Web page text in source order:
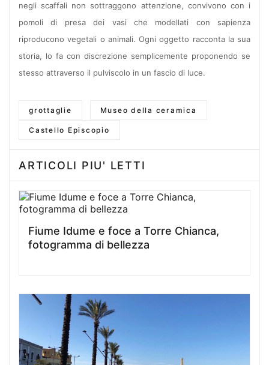
negli scaffali non sottraggono attenzione, convivono con i
pomoli di presa dei vasi che modellati con sapienza
riproducono vegetali o animali. Ogni oggetto racconta la sua
storia, lo fa con discrezione semplicemente proponendo se
stesso attraverso il pulviscolo in un fascio di luce.
grottaglie Museo della ceramica
Castello Episcopio
ARTICOLI PIU' LETTI
Fiume Idume e foce a Torre Chianca,
fotogramma di bellezza